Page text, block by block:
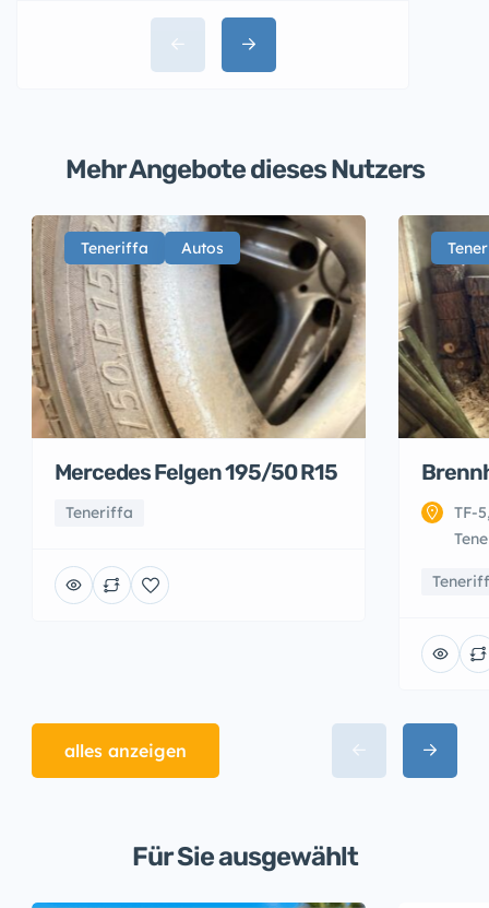
Mehr Angebote dieses Nutzers
Teneriffa Autos
Mercedes Felgen 195/50 R15
Teneriffa
TF-
alles anzeigen
Für Sie ausgewählt